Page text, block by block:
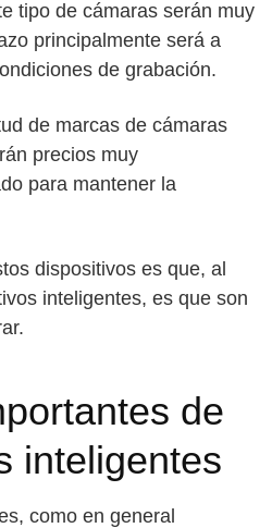
tipo de cámaras serán muy
principalmente será a
de grabación.
de marcas de cámaras
precios muy
para mantener la
dispositivos es que, al
inteligentes, es que son
de
inteligentes
como en general